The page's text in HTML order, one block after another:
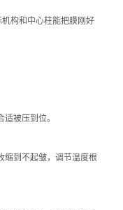
构和中心柱能把膜刚好
被压到位。
到不起皱，调节温度根